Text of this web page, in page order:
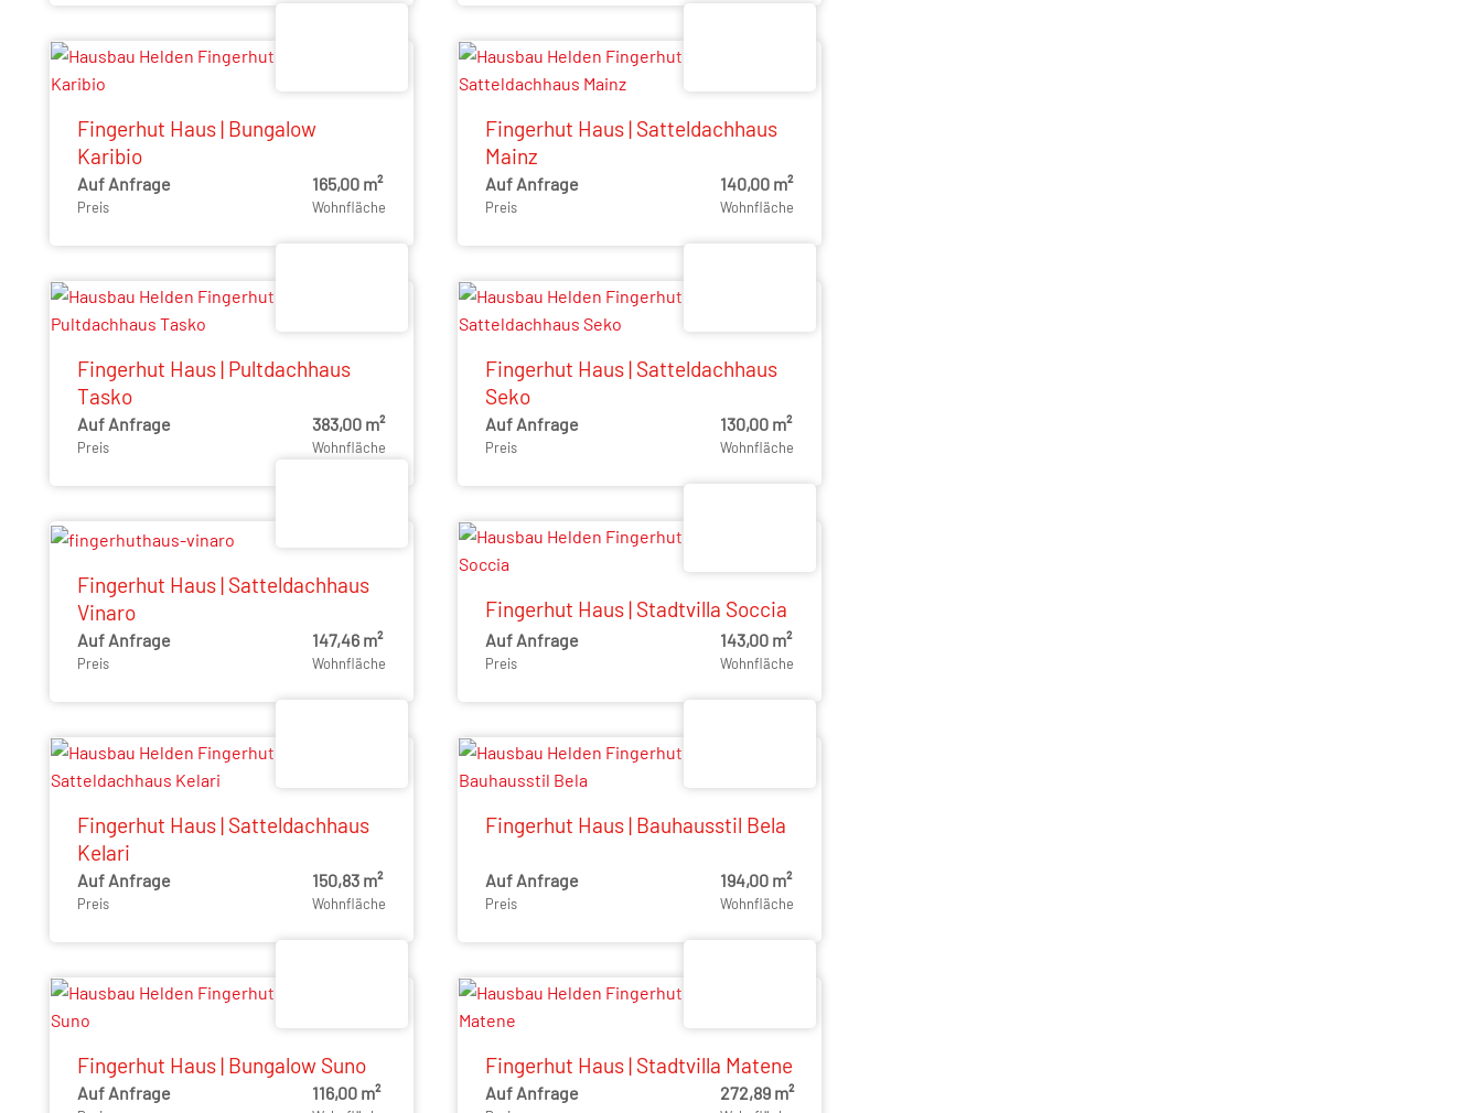
Fingerhut Haus | Bungalow
Karibio
Auf Anfrage
Preis
165,00 m²
Wohnfläche
Fingerhut Haus | Satteldachhaus
Mainz
Auf Anfrage
Preis
140,00 m²
Wohnfläche
Fingerhut Haus | Pultdachhaus
Tasko
Auf Anfrage
Preis
383,00 m²
Wohnfläche
Fingerhut Haus | Satteldachhaus
Seko
Auf Anfrage
Preis
130,00 m²
Wohnfläche
Fingerhut Haus | Satteldachhaus
Vinaro
Auf Anfrage
Preis
147,46 m²
Wohnfläche
Fingerhut Haus | Stadtvilla Soccia
Auf Anfrage
Preis
143,00 m²
Wohnfläche
Fingerhut Haus | Satteldachhaus
Kelari
Auf Anfrage
Preis
150,83 m²
Wohnfläche
Fingerhut Haus | Bauhausstil Bela
Auf Anfrage
Preis
194,00 m²
Wohnfläche
Fingerhut Haus | Bungalow Suno
Auf Anfrage 116,00 m²
Fingerhut Haus | Stadtvilla Matene
Auf Anfrage 272,89 m²